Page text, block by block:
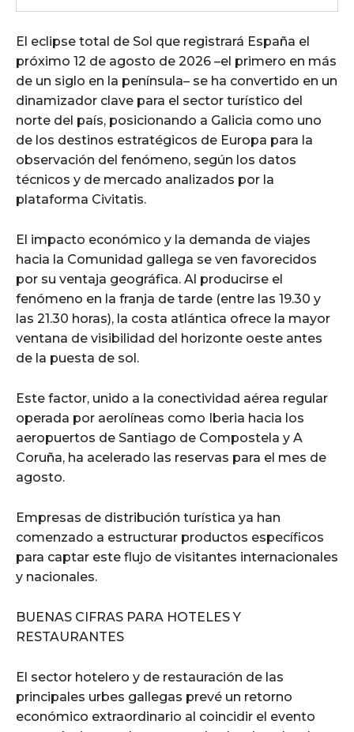
El eclipse total de Sol que registrará España el
próximo 12 de agosto de 2026 –el primero en más
de un siglo en la península– se ha convertido en un
dinamizador clave para el sector turístico del
norte del país, posicionando a Galicia como uno
de los destinos estratégicos de Europa para la
observación del fenómeno, según los datos
técnicos y de mercado analizados por la
plataforma Civitatis.
El impacto económico y la demanda de viajes
hacia la Comunidad gallega se ven favorecidos
por su ventaja geográfica. Al producirse el
fenómeno en la franja de tarde (entre las 19.30 y
las 21.30 horas), la costa atlántica ofrece la mayor
ventana de visibilidad del horizonte oeste antes
de la puesta de sol.
Este factor, unido a la conectividad aérea regular
operada por aerolíneas como Iberia hacia los
aeropuertos de Santiago de Compostela y A
Coruña, ha acelerado las reservas para el mes de
agosto.
Empresas de distribución turística ya han
comenzado a estructurar productos específicos
para captar este flujo de visitantes internacionales
y nacionales.
BUENAS CIFRAS PARA HOTELES Y
RESTAURANTES
El sector hotelero y de restauración de las
principales urbes gallegas prevé un retorno
económico extraordinario al coincidir el evento